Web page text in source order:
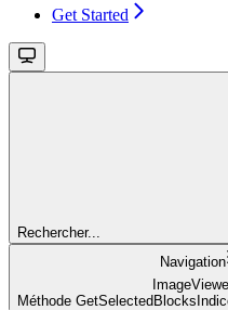
Get Started
Rechercher...
Navigation
Méthode